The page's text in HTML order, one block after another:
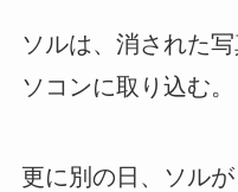
ソルは、消された
ソコンに取り込む。
更に別の日、ソル